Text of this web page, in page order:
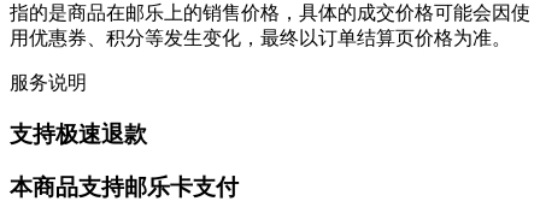
指的是商品在邮乐上的销售价格，具体的成交价格可能会因使
用优惠券、积分等发生变化，最终以订单结算页价格为准。
服务说明
支持极速退款
本商品支持邮乐卡支付